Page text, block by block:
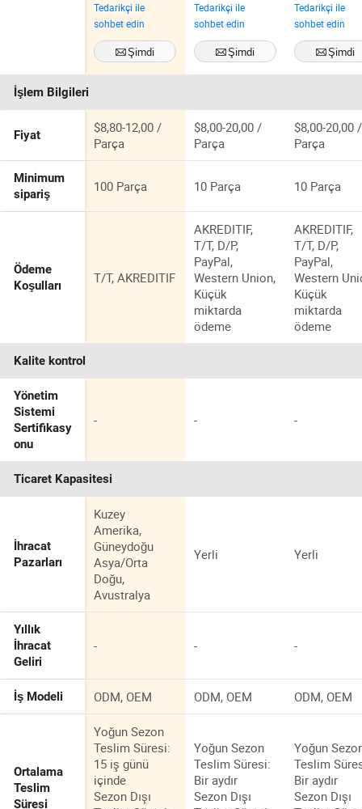
Alüminyum
Metal
Çerçeveli Cam
Duvar Aynası
Tedarikçi ile
sohbet edin
Şimdi
İletişime geçin
Zarifçe
Yükseltin
Tedarikçi ile
sohbet edin
Şimdi
İletişime geçin
için İdeal
Tedarikçi ile
sohbet edin
Şimdi
İletişime
İşlem Bilgileri
Fiyat
$8,80-12,00 /
Parça
$8,00-20,00 /
Parça
$8,00-20,00 /
Parça
Minimum
sipariş
100 Parça 10 Parça 10 Parça
Ödeme
Koşulları
T/T, AKREDITIF
AKREDITIF,
T/T, D/P,
PayPal,
Western Union,
Küçük
miktarda
ödeme
AKREDITIF,
T/T, D/P,
PayPal,
Western
Küçük
miktarda
ödeme
Kalite kontrol
Yönetim
Sistemi
Sertifikasy
onu
- - -
Ticaret Kapasitesi
İhracat
Pazarları
Kuzey
Amerika,
Güneydoğu
Asya/Orta
Doğu,
Avustralya
Yerli Yerli
Yıllık
İhracat
Geliri
- - -
İş Modeli ODM, OEM ODM, OEM ODM, OEM
Ortalama
Teslim
Süresi
Yoğun Sezon
Teslim Süresi:
15 iş günü
içinde
Sezon Dışı
Yoğun Sezon
Teslim Süresi:
Bir aydır
Sezon Dışı
Yoğun
Teslim
Bir aydır
Sezon Dışı